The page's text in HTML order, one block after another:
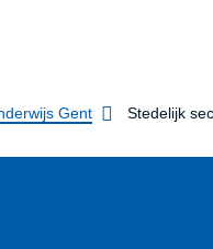
Gent Stedelijk